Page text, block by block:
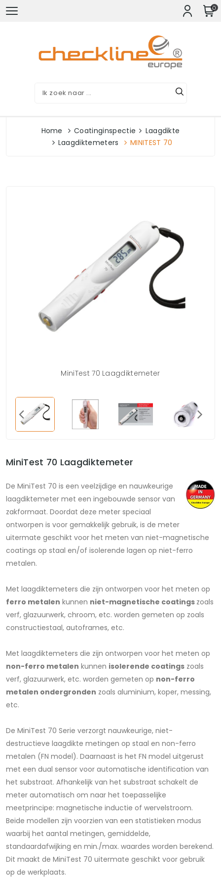
0
Home Coatinginspectie
Laagdikte
Laagdiktemeters
MINITEST 70
MiniTest 70 Laagdiktemeter
MiniTest 70 Laagdiktemeter
De MiniTest 70 is een veelzijdige en nauwkeurige
laagdiktemeter met een ingebouwde sensor van
zakformaat. Doordat deze meter speciaal
ontworpen is voor gemakkelijk gebruik, is de meter
uitermate geschikt voor het meten van niet-magnetische
coatings op staal en/of isolerende lagen op niet-ferro
metalen.
Met laagdiktemeters die zijn ontworpen voor het meten op
ferro metalen kunnen niet-magnetische coatings zoals
verf, glazuurwerk, chroom, etc. worden gemeten op zoals
constructiestaal, autoframes, etc.
Met laagdiktemeters die zijn ontworpen voor het meten op
non-ferro metalen kunnen isolerende coatings zoals
verf, glazuurwerk, etc. worden gemeten op non-ferro
metalen ondergronden zoals aluminium, koper, messing,
etc.
De MiniTest 70 Serie verzorgt nauwkeurige, niet-
destructieve laagdikte metingen op staal en non-ferro
metalen (FN model). Daarnaast is het FN model uitgerust
met een dual sensor voor automatische identification van
het substraat. Afhankelijk van het substraat schakelt de
meter automatisch om naar het toepasselijke
meetprincipe: magnetische inductie of wervelstroom.
Beide modellen zijn voorzien van een statistieken modus
waarbij het aantal metingen, gemiddelde,
standaardafwijking en min./max. waardes worden berekend.
Dit maakt de MiniTest 70 uitermate geschikt voor gebruik
op de werkplaats.